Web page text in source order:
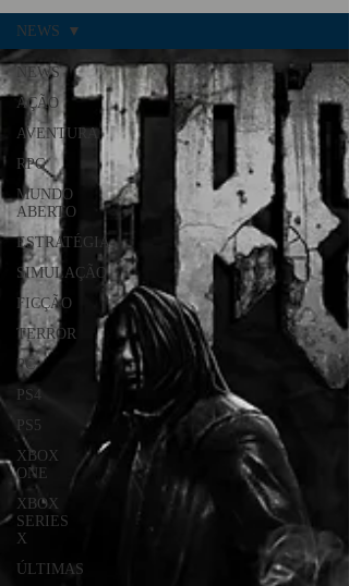
NEWS
AÇÃO
AVENTURA
RPG
MUNDO
ABERTO
ESTRATÉGIA
SIMULAÇÃO
FICÇÃO
TERROR
PC
PS4
PS5
XBOX
ONE
XBOX
SERIES
X
ÚLTIMAS
NEWS